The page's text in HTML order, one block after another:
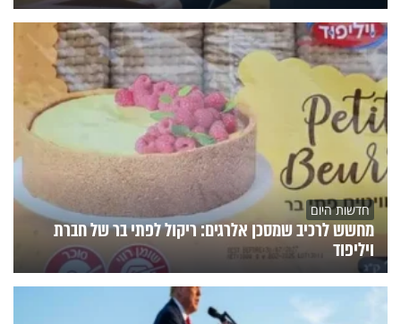
חדשות היום
מחשש לרכיב שמסכן אלרגים: ריקול לפתי בר של חברת
ויליפוד